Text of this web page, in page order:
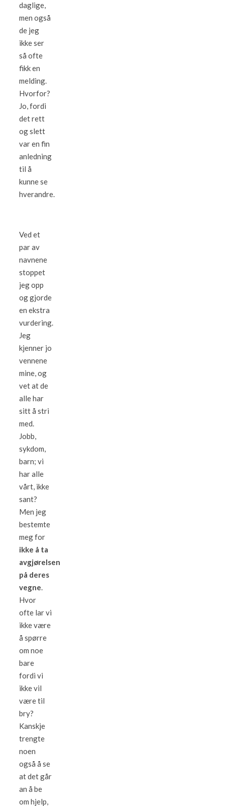
daglige,
men også
de jeg
ikke ser
så ofte
fikk en
melding.
Hvorfor?
Jo, fordi
det rett
og slett
var en fin
anledning
til å
kunne se
hverandre.
Ved et
par av
navnene
stoppet
jeg opp
og gjorde
en ekstra
vurdering.
Jeg
kjenner jo
vennene
mine, og
vet at de
alle har
sitt å stri
med.
Jobb,
sykdom,
barn; vi
har alle
vårt, ikke
sant?
Men jeg
bestemte
meg for
ikke å ta
avgjørelsen
på deres
vegne.
Hvor
ofte lar vi
ikke være
å spørre
om noe
bare
fordi vi
ikke vil
være til
bry?
Kanskje
trengte
noen
også å se
at det går
an å be
om hjelp,